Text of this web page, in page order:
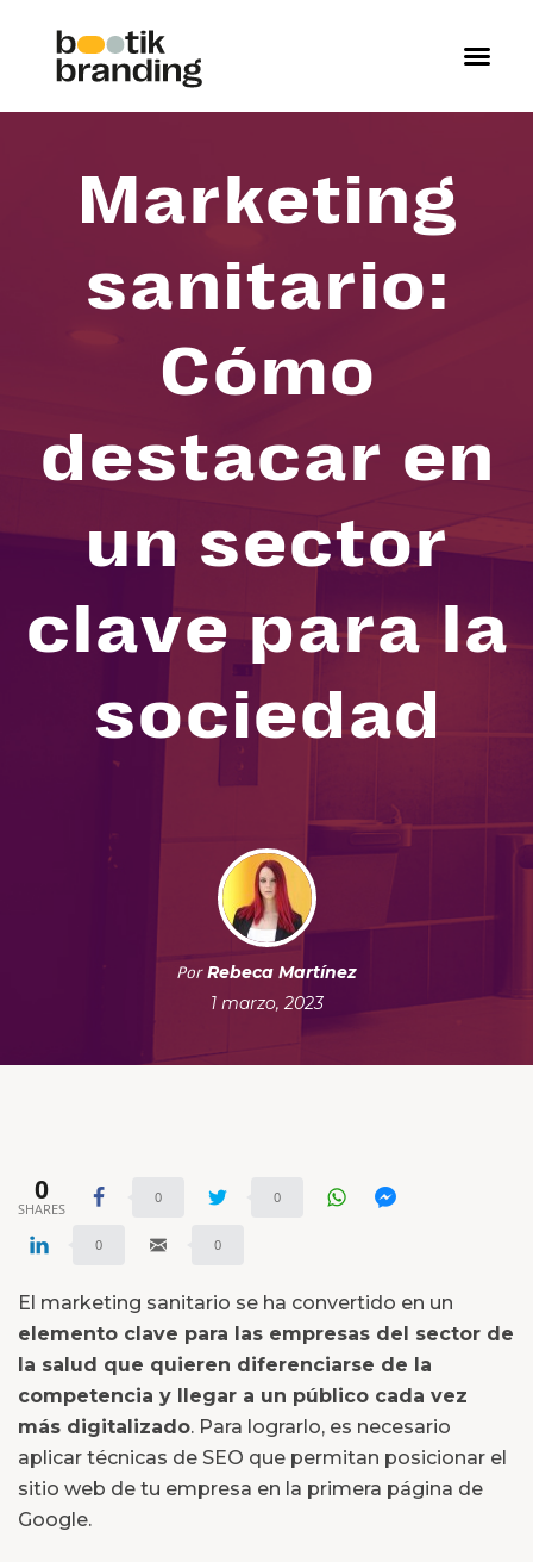
Marketing
sanitario:
Cómo
destacar en
un sector
clave para la
sociedad
PorRebeca Martínez
1 marzo, 2023
0
SHARES
0 0
0 0
El marketing sanitario se ha convertido en un
elemento clave para las empresas del sector de
la salud que quieren diferenciarse de la
competencia y llegar a un público cada vez
más digitalizado. Para lograrlo, es necesario
aplicar técnicas de SEO que permitan posicionar el
sitio web de tu empresa en la primera página de
Google.